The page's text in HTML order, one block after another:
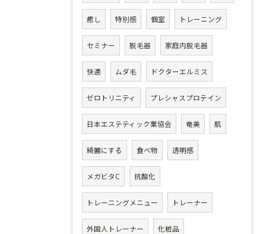
癒し 特別感 個室 トレーニング
セミナー 脱毛器 家庭内脱毛器
快適 ムダ毛 ドクターエルミス
ゼロトリニティ プレシャスプロテイン
日本エステティック業協会 奄美 肌
綺麗にする 食べ物 透明感
メガビタC 抗酸化
トレーニングメニュー トレーナー
外国人トレーナー 化粧品